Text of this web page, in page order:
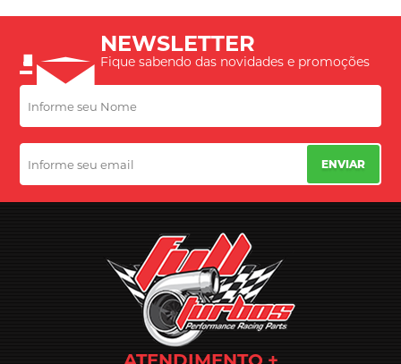
NEWSLETTER
Fique sabendo das novidades e promoções
ENVIAR